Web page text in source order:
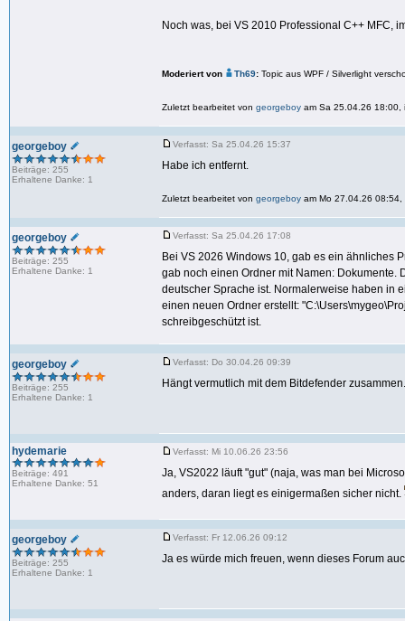
Noch was, bei VS 2010 Professional C++ MFC,
Moderiert von Th69: Topic aus WPF / Silverlight
Zuletzt bearbeitet von georgeboy am Sa 25.04.26 18:00,
georgeboy
Beiträge: 255
Erhaltene Danke: 1
Verfasst: Sa 25.04.26 15:37
Habe ich entfernt.
Zuletzt bearbeitet von georgeboy am Mo 27.04.26 08:54,
georgeboy
Beiträge: 255
Erhaltene Danke: 1
Verfasst: Sa 25.04.26 17:08
Bei VS 2026 Windows 10, gab es ein ähnliches
gab noch einen Ordner mit Namen: Dokumente.
deutscher Sprache ist. Normalerweise haben in
einen neuen Ordner erstellt:
schreibgeschützt ist.
georgeboy
Beiträge: 255
Erhaltene Danke: 1
Verfasst: Do 30.04.26 09:39
Hängt vermutlich mit dem Bitdefender
hydemarie
Beiträge: 491
Erhaltene Danke: 51
Verfasst: Mi 10.06.26 23:56
Ja, VS2022 läuft "gut" (naja, was man bei
anders, daran liegt es einigermaßen sicher nicht.
georgeboy
Beiträge: 255
Erhaltene Danke: 1
Verfasst: Fr 12.06.26 09:12
Ja es würde mich freuen, wenn dieses Forum